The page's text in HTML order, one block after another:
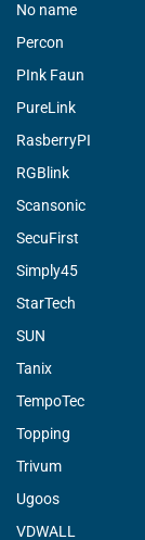
No name
Percon
PInk Faun
PureLink
RasberryPI
RGBlink
Scansonic
SecuFirst
Simply45
StarTech
SUN
Tanix
TempoTec
Topping
Trivum
Ugoos
VDWALL